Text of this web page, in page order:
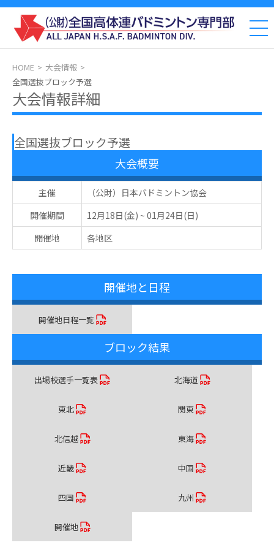
HOME
大会情報
全国選抜ブロック予選
大会情報詳細
全国選抜ブロック予選
大会概要
主催
（公財）日本バドミントン協会
開催期間
12月18日(金) ~ 01月24日(日)
開催地
各地区
開催地と日程
開催地日程一覧
ブロック結果
出場校選手一覧表 北海道
東北 関東
北信越 東海
近畿 中国
四国 九州
開催地